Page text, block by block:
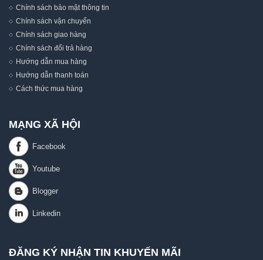
Chính sách bảo mật thông tin
Chính sách vận chuyển
Chính sách giao hàng
Chính sách đổi trả hàng
Hướng dẫn mua hàng
Hướng dẫn thanh toán
Cách thức mua hàng
MẠNG XÃ HỘI
ĐĂNG KÝ NHẬN TIN KHUYẾN MÃI